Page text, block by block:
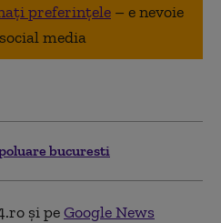
preferințele – e nevoie
media
bucuresti
și peGoogle News